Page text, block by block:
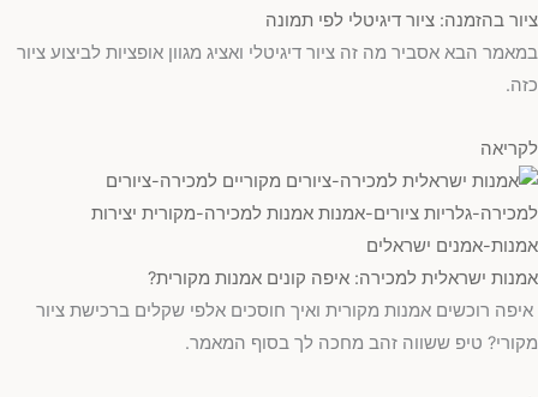
ציור בהזמנה: ציור דיגיטלי לפי תמונה
במאמר הבא אסביר מה זה ציור דיגיטלי ואציג מגוון אופציות לביצוע ציור
כזה.
לקריאה
אמנות ישראלית למכירה: איפה קונים אמנות מקורית?
איפה רוכשים אמנות מקורית ואיך חוסכים אלפי שקלים ברכישת ציור
מקורי? טיפ ששווה זהב מחכה לך בסוף המאמר.